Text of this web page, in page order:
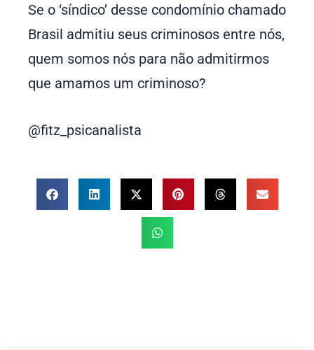
Se o ‘síndico’ desse condomínio chamado
Brasil admitiu seus criminosos entre nós,
quem somos nós para não admitirmos
que amamos um criminoso?
@fitz_psicanalista